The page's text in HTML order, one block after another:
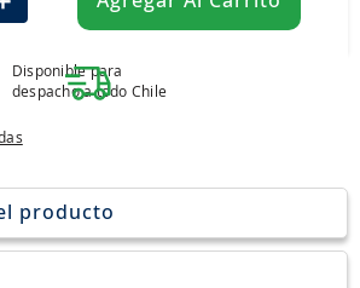
Disponible para
despacho a todo Chile
producto